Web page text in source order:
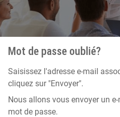
Mot de passe oublié?
Saisissez l'adresse e-mail
cliquez sur "Envoyer".
Nous allons vous envoyer un
mot de passe.